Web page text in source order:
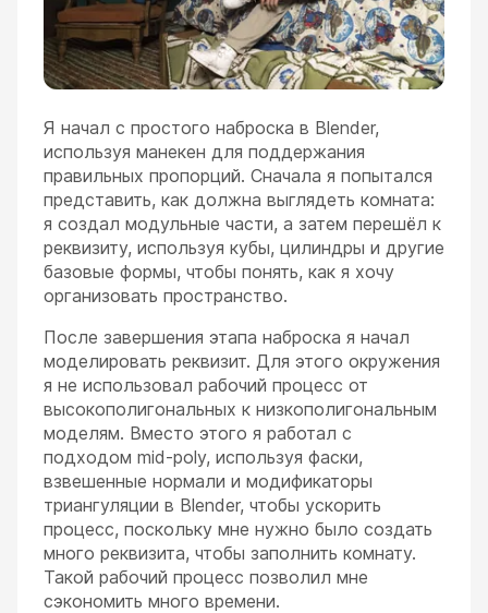
Я начал с простого наброска в Blender,
используя манекен для поддержания
правильных пропорций. Сначала я попытался
представить, как должна выглядеть комната:
я создал модульные части, а затем перешёл к
реквизиту, используя кубы, цилиндры и другие
базовые формы, чтобы понять, как я хочу
организовать пространство.
После завершения этапа наброска я начал
моделировать реквизит. Для этого окружения
я не использовал рабочий процесс от
высокополигональных к низкополигональным
моделям. Вместо этого я работал с
подходом mid-poly, используя фаски,
взвешенные нормали и модификаторы
триангуляции в Blender, чтобы ускорить
процесс, поскольку мне нужно было создать
много реквизита, чтобы заполнить комнату.
Такой рабочий процесс позволил мне
сэкономить много времени.